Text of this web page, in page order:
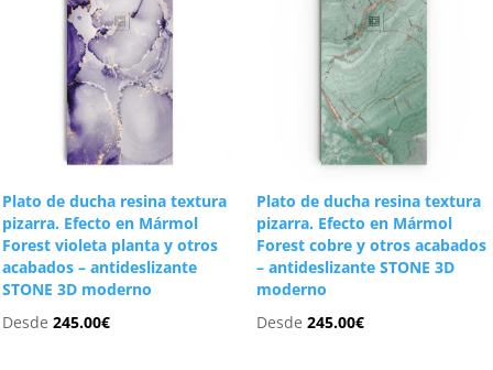
Plato de ducha resina textura
pizarra. Efecto en Mármol
Forest violeta planta y otros
acabados – antideslizante
STONE 3D moderno
Desde245.00€
Plato de ducha resina textura
pizarra. Efecto en Mármol
Forest cobre y otros acabados
– antideslizante STONE 3D
moderno
Desde 245.00€